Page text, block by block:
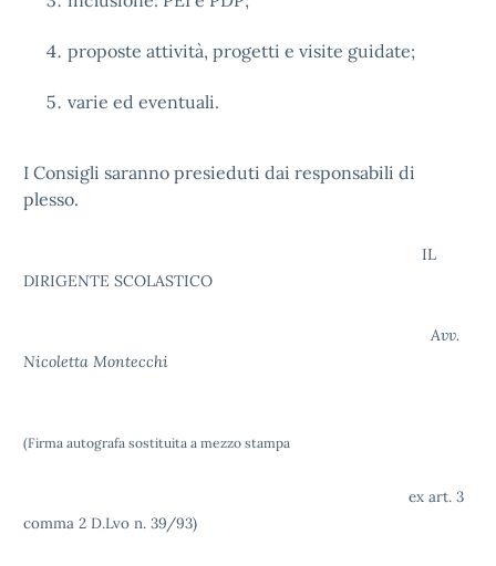
proposte attività, progetti e visite guidate;
varie ed eventuali.
I Consigli saranno presieduti dai responsabili di
plesso.
IL
DIRIGENTE SCOLASTICO
Avv.
Nicoletta Montecchi
(Firma autografa sostituita a mezzo stampa
ex art. 3
comma 2 D.Lvo n. 39/93)